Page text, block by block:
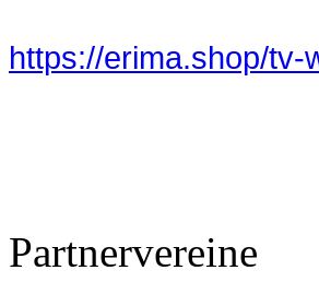
https://erima.shop/tv-
Partnervereine